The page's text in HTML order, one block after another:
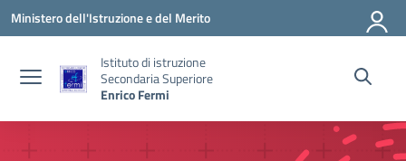
Vai ai contenuti
Vai al menu di navigazione
Vai al footer
Ministero dell'Istruzione e del Merito
Istituto di istruzione
Secondaria Superiore
Enrico Fermi